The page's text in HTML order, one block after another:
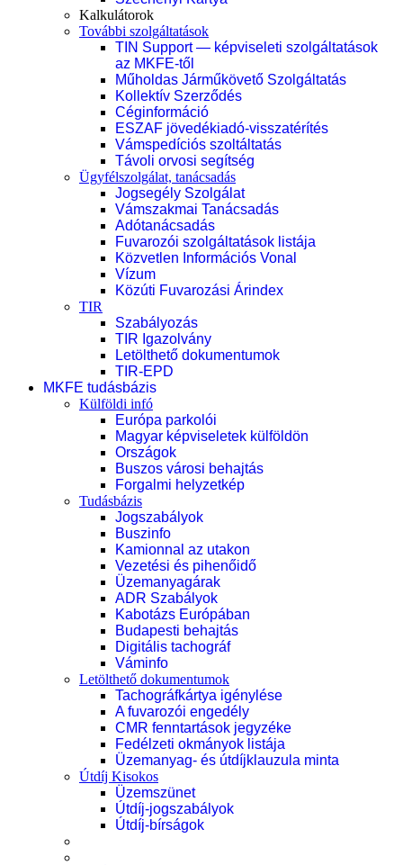
Kalkulátorok
További szolgáltatások
TIN Support — képviseleti szolgáltatások
az MKFE-től
Műholdas Járműkövető Szolgáltatás
Kollektív Szerződés
Céginformáció
ESZAF jövedékiadó-visszatérítés
Vámspedíciós szoltáltatás
Távoli orvosi segítség
Ügyfélszolgálat, tanácsadás
Jogsegély Szolgálat
Vámszakmai Tanácsadás
Adótanácsadás
Fuvarozói szolgáltatások listája
Közvetlen Információs Vonal
Vízum
Közúti Fuvarozási Árindex
TIR
Szabályozás
TIR Igazolvány
Letölthető dokumentumok
TIR-EPD
MKFE tudásbázis
Külföldi infó
Európa parkolói
Magyar képviseletek külföldön
Országok
Buszos városi behajtás
Forgalmi helyzetkép
Tudásbázis
Jogszabályok
Buszinfo
Kamionnal az utakon
Vezetési és pihenőidő
Üzemanyagárak
ADR Szabályok
Kabotázs Európában
Budapesti behajtás
Digitális tachográf
Váminfo
Letölthető dokumentumok
Tachográfkártya igénylése
A fuvarozói engedély
CMR fenntartások jegyzéke
Fedélzeti okmányok listája
Üzemanyag- és útdíjklauzula minta
Útdíj Kisokos
Üzemszünet
Útdíj-jogszabályok
Útdíj-bírságok